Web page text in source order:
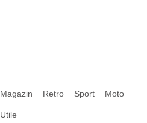
Magazin Retro Sport Moto
Utile